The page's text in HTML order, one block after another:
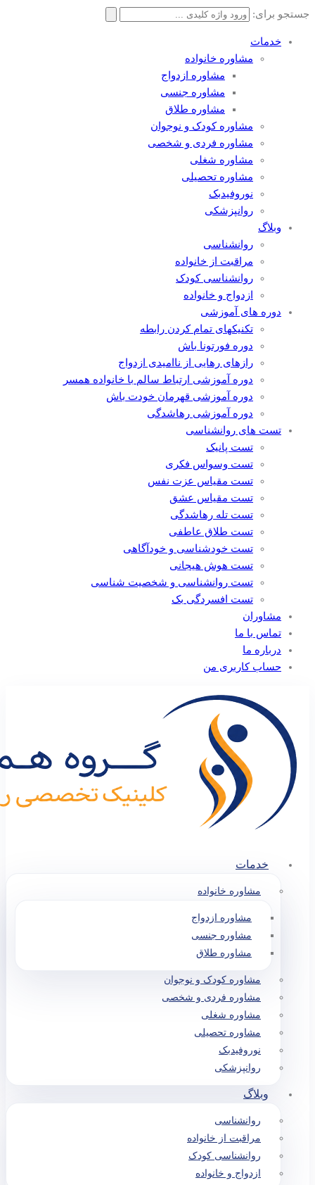
جستجو برای:
خدمات
مشاوره خانواده
مشاوره ازدواج
مشاوره جنسی
مشاوره طلاق
مشاوره کودک و نوجوان
مشاوره فردی و شخصی
مشاوره شغلی
مشاوره تحصیلی
نوروفیدبک
روانپزشکی
وبلاگ
روانشناسی
مراقبت از خانواده
روانشناسی کودک
ازدواج و خانواده
دوره های آموزشی
تکنیکهای تمام کردن رابطه
دوره فورتونا باش
رازهای رهایی از ناامیدی ازدواج
دوره آموزشی ارتباط سالم با خانواده همسر
دوره آموزشی قهرمان خودت باش
دوره آموزشی رهاشدگی
تست های روانشناسی
تست پانیک
تست وسواس فکری
تست مقیاس عزت نفس
تست مقیاس عشق
تست تله رهاشدگی
تست طلاق عاطفی
تست خودشناسی و خودآگاهی
تست هوش هیجانی
تست روانشناسی و شخصیت شناسی
تست افسردگی بک
مشاوران
تماس با ما
درباره ما
حساب کاربری من
خدمات
مشاوره خانواده
مشاوره ازدواج
مشاوره جنسی
مشاوره طلاق
مشاوره کودک و نوجوان
مشاوره فردی و شخصی
مشاوره شغلی
مشاوره تحصیلی
نوروفیدبک
روانپزشکی
وبلاگ
روانشناسی
مراقبت از خانواده
روانشناسی کودک
ازدواج و خانواده